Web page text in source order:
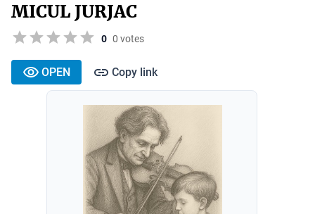
MICUL JURJAC
0 0 votes
OPEN Copy link